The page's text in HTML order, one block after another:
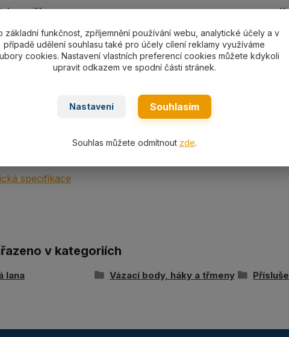
specifikace
specifikace
třmen SHGS05-SHGS55 s nosností dle výběru 500-
specifikace
v kategoriích
lana Vázací body, háky a třmeny
základní funkčnost, zpříjemnění používání webu, analytické účely a v
případě udělení souhlasu také pro účely cílení reklamy využíváme
cookies. Nastavení vlastních preferencí cookies můžete kdykoli
upravit odkazem ve spodní části stránek.
Nastavení Souhlasím
Souhlas můžete odmítnout zde.